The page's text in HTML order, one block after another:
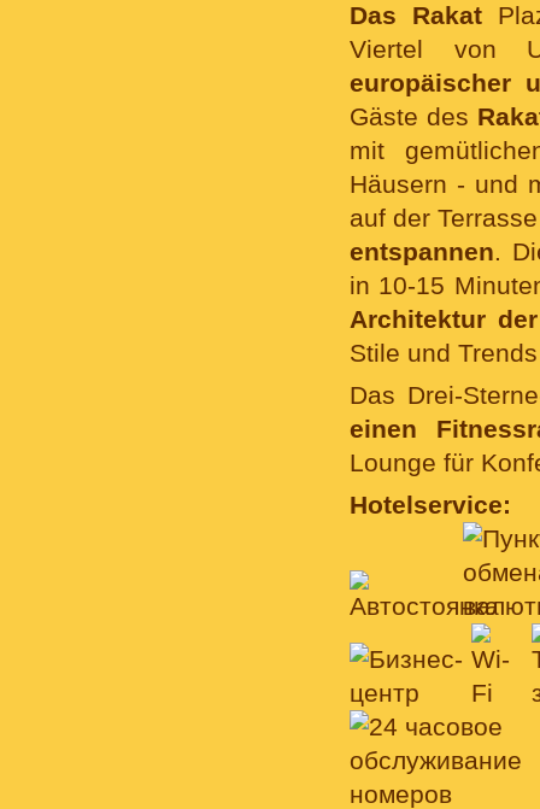
Das Rakat
Viertel von
europäischer
Gäste des
mit
Häusern - und
auf der
entspannen.
in 10-15
Architektur
Stile und
Das Drei-
einen
Lounge für
Hotelservice: